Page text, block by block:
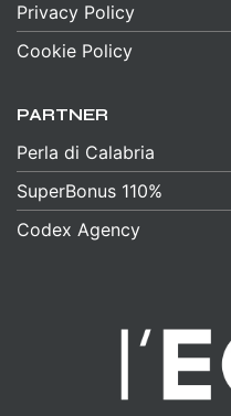
Privacy Policy
Cookie Policy
PARTNER
Perla di Calabria
SuperBonus 110%
Codex Agency